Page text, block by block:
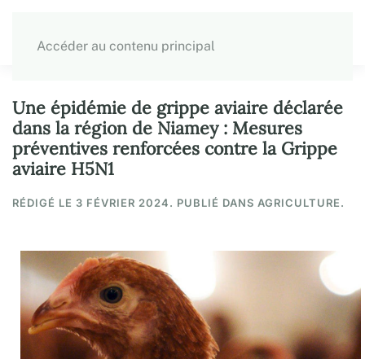
Accéder au contenu principal
Une épidémie de grippe aviaire déclarée
dans la région de Niamey : Mesures
préventives renforcées contre la Grippe
aviaire H5N1
RÉDIGÉ LE 3 FÉVRIER 2024. PUBLIÉ DANS AGRICULTURE.